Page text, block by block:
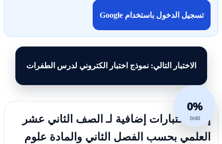
تسجيل الدخول باستخدام Google
الاختبار التالي: نموذج اختبار الكتروني لدرس الطفرات
0%
0/40
إليك اختبارات إضافية لـ الصف الثاني عشر
العلمي بحسب الفصل الثاني والمادة علوم